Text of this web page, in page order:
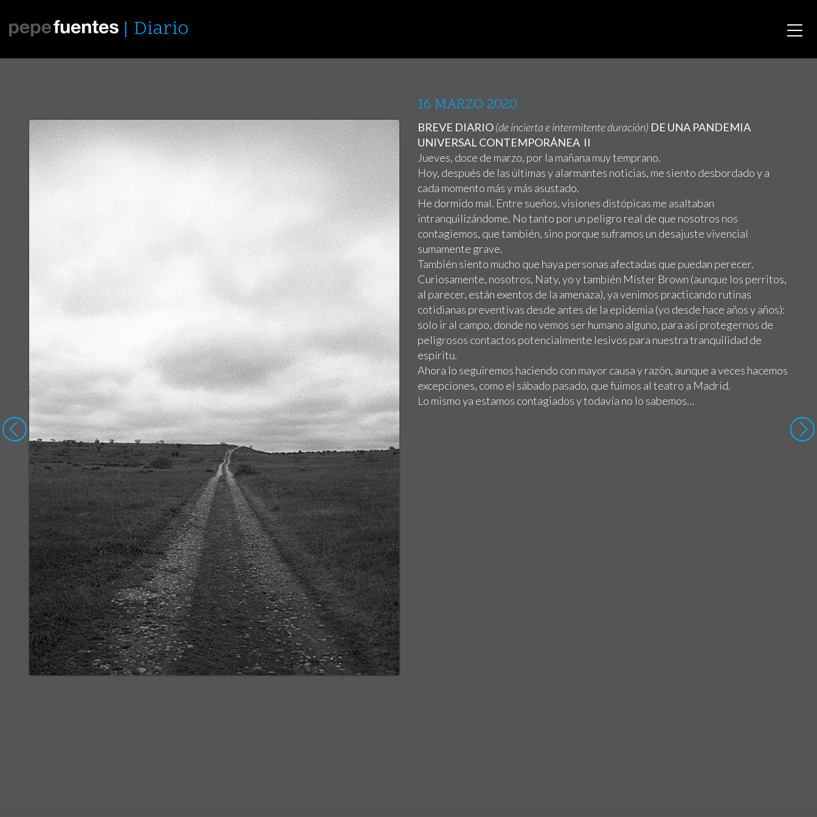
Diario
16 MARZO 2020
BREVE DIARIO(de incierta e intermitente duración) DE UNA PANDEMIA
UNIVERSAL CONTEMPORÁNEA II
Jueves, doce de marzo, por la mañana muy temprano.
Hoy, después de las últimas y alarmantes noticias, me siento desbordado y a
cada momento más y más asustado.
He dormido mal. Entre sueños, visiones distópicas me asaltaban
intranquilizándome. No tanto por un peligro real de que nosotros nos
contagiemos, que también, sino porque suframos un desajuste vivencial
sumamente grave.
También siento mucho que haya personas afectadas que puedan perecer.
Curiosamente, nosotros, Naty, yo y también Míster Brown (aunque los perritos,
al parecer, están exentos de la amenaza), ya venimos practicando rutinas
cotidianas preventivas desde antes de la epidemia (yo desde hace años y años):
solo ir al campo, donde no vemos ser humano alguno, para así protegernos de
peligrosos contactos potencialmente lesivos para nuestra tranquilidad de
espíritu.
Ahora lo seguiremos haciendo con mayor causa y razón, aunque a veces hacemos
excepciones, como el sábado pasado, que fuimos al teatro a Madrid.
Lo mismo ya estamos contagiados y todavía no lo sabemos…